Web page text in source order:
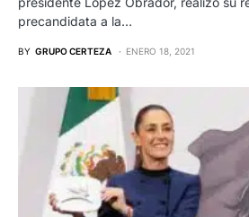
precandidata a la…
BY GRUPO CERTEZA ENERO 18, 2021